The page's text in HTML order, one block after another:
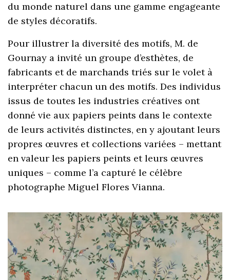
du monde naturel dans une gamme engageante
de styles décoratifs.
Pour illustrer la diversité des motifs, M. de
Gournay a invité un groupe d’esthètes, de
fabricants et de marchands triés sur le volet à
interpréter chacun un des motifs. Des individus
issus de toutes les industries créatives ont
donné vie aux papiers peints dans le contexte
de leurs activités distinctes, en y ajoutant leurs
propres œuvres et collections variées – mettant
en valeur les papiers peints et leurs œuvres
uniques – comme l’a capturé le célèbre
photographe Miguel Flores Vianna.